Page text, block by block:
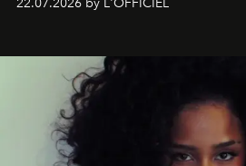
verandert in een bruisende
neerstrijkt in Saint-Tropez. Dit zijn
die deze zomer de toon zetten,
zwoele nachten.